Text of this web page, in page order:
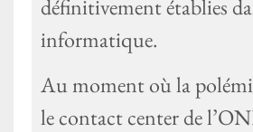
définitivement établies
informatique.
Au moment où la
le contact center de